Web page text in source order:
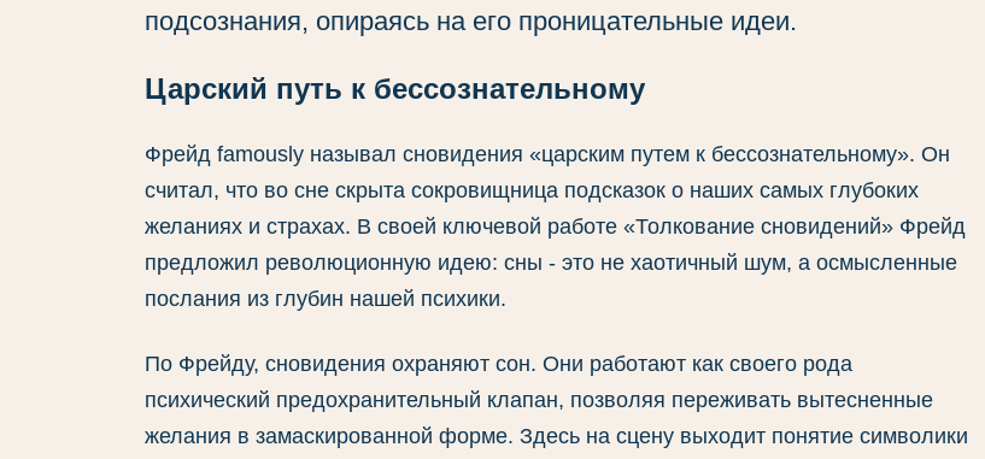
подсознания, опираясь на его проницательные идеи.
Царский путь к бессознательному
Фрейд famously называл сновидения «царским путем к бессознательному». Он
считал, что во сне скрыта сокровищница подсказок о наших самых глубоких
желаниях и страхах. В своей ключевой работе «Толкование сновидений» Фрейд
предложил революционную идею: сны - это не хаотичный шум, а осмысленные
послания из глубин нашей психики.
По Фрейду, сновидения охраняют сон. Они работают как своего рода
психический предохранительный клапан, позволяя переживать вытесненные
желания в замаскированной форме. Здесь на сцену выходит понятие символики